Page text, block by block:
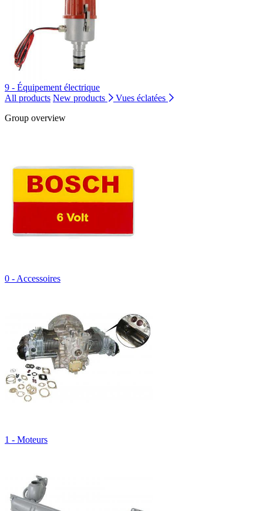
9 - Équipement électrique
All products New products
Vues éclatées
Group overview
0 - Accessoires
1 - Moteurs